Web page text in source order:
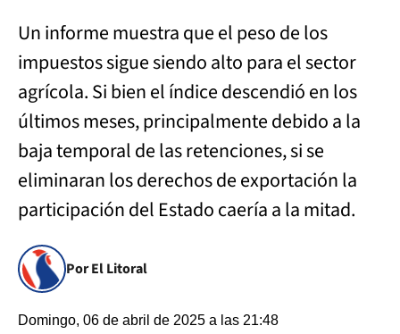
Un informe muestra que el peso de los
impuestos sigue siendo alto para el sector
agrícola. Si bien el índice descendió en los
últimos meses, principalmente debido a la
baja temporal de las retenciones, si se
eliminaran los derechos de exportación la
participación del Estado caería a la mitad.
Por El Litoral
Domingo, 06 de abril de 2025 a las 21:48